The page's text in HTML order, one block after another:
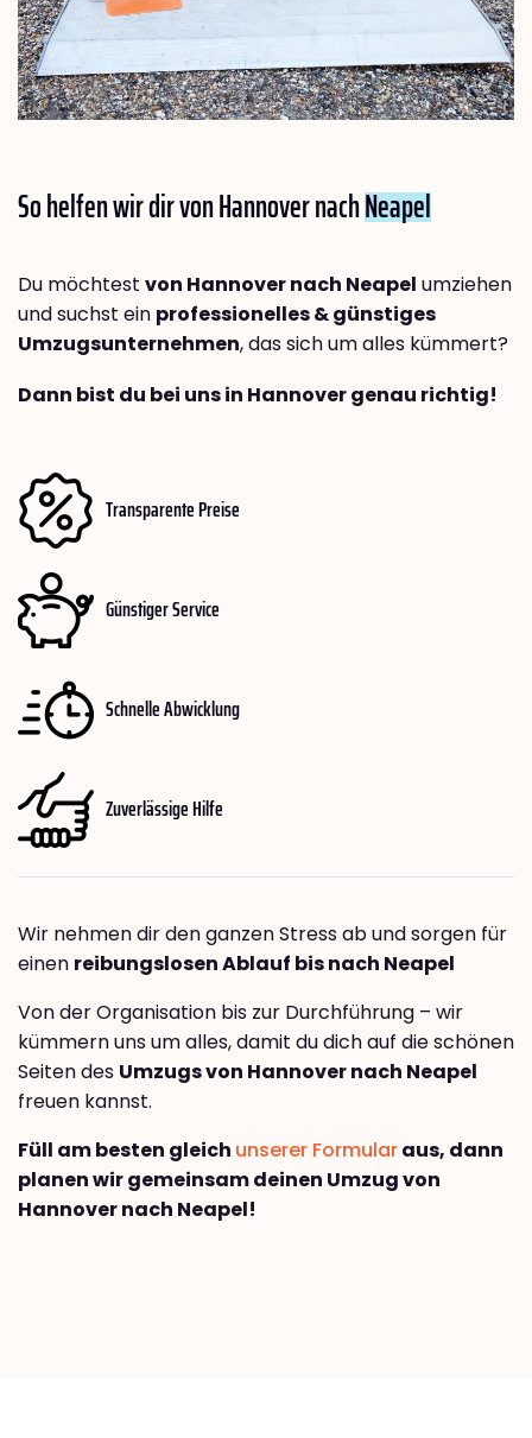
So helfen wir dir von Hannover nachNeapel
Du möchtest von Hannover nach Neapel umziehen
und suchst ein professionelles & günstiges
Umzugsunternehmen, das sich um alles kümmert?
Dann bist du bei uns in Hannover genau richtig!
Transparente Preise
Günstiger Service
Schnelle Abwicklung
Zuverlässige Hilfe
Wir nehmen dir den ganzen Stress ab und sorgen für
einen reibungslosen Ablauf bis nach Neapel
Von der Organisation bis zur Durchführung – wir
kümmern uns um alles, damit du dich auf die schönen
Seiten des Umzugs von Hannover nach Neapel
freuen kannst.
Füll am besten gleich unserer Formularaus, dann
planen wir gemeinsam deinen Umzug von
Hannover nach Neapel!